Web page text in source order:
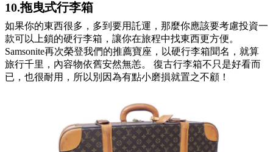
10.拖曳式行李箱
如果你的東西很多，多到要用託運，那麼你應該要考慮投資一
款可以上鎖的硬行李箱，讓你在旅程中找東西更方便。
Samsonite再次榮登我們的推薦寶座，以硬行李箱聞名，就算
旅行千里，內容物依舊安然無恙。
復古行李箱不只是好看而
已，也很耐用，所以別因為有點小磨損就置之不顧！